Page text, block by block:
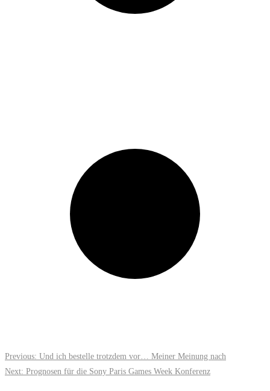
Previous: Und ich bestelle trotzdem vor… Meiner Meinung nach
Next: Prognosen für die Sony Paris Games Week Konferenz